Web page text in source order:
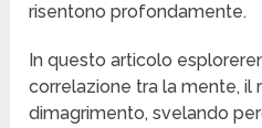
risentono profondamente.
In questo articolo
correlazione tra la mente, il
dimagrimento, svelando